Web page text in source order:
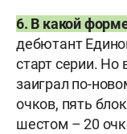
6. В какой
дебютант
старт серии. Но
заиграл по-
очков, пять
шестом – 20